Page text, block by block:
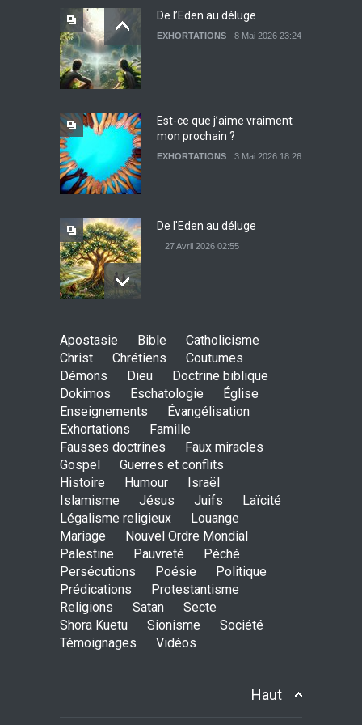
Sois béni mon très cher
De l’Eden au déluge
EXHORTATIONS 8 Mai 2026 23:24
Est-ce que j’aime vraiment
mon prochain ?
EXHORTATIONS 3 Mai 2026 18:26
De l'Eden au déluge
27 Avril 2026 02:55
monde : la pensée de la
croix
AMOUR 8 Février 2026 20:10
L’être humain, cet appui
fragile et incertain
SAGESSE 23 Février 2025 11:16
Tenir ferme en Mashiah
dans un monde à l’agonie
JÉSUS 9 Janvier 2022 01:58
Être sobre et modéré
Apostasie Bible
Catholicisme
Christ
Chrétiens
Coutumes
Démons
Dieu
Doctrine biblique
Dokimos
Eschatologie
Église
Enseignements
Évangélisation
Exhortations
Famille
Fausses doctrines
Faux miracles
Gospel
Guerres et conflits
Histoire
Humour
Israël
Islamisme
Jésus Juifs
Laïcité
Légalisme religieux
Louange
Mariage
Nouvel Ordre Mondial
Palestine
Pauvreté
Péché
Persécutions
Poésie
Politique
Prédications
Protestantisme
Religions
Satan
Secte
Shora Kuetu
Sionisme
Société
Témoignages
Vidéos
Haut